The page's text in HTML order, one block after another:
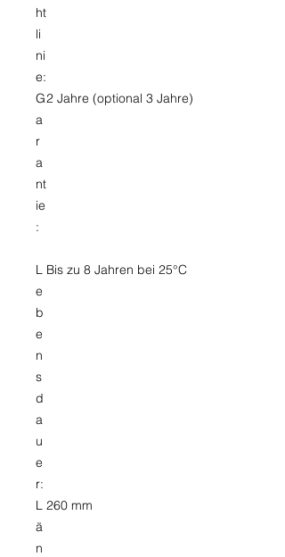
ht
li
ni
e:
G
a
r
a
nt
ie
:
2 Jahre (optional 3 Jahre)
L
e
b
e
n
s
d
a
u
e
r:
Bis zu 8 Jahren bei 25°C
L
ä
n
260 mm